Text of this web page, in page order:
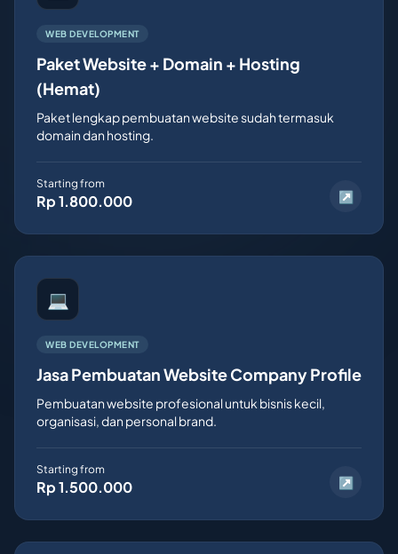
WEB DEVELOPMENT
Paket Website + Domain + Hosting
(Hemat)
Paket lengkap pembuatan website sudah termasuk
domain dan hosting.
Starting from
Rp 1.800.000 ↗
💻
WEB DEVELOPMENT
Jasa Pembuatan Website Company Profile
Pembuatan website profesional untuk bisnis kecil,
organisasi, dan personal brand.
Starting from
Rp 1.500.000 ↗